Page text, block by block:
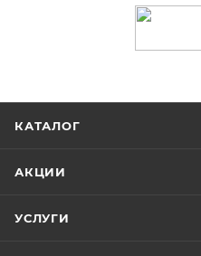
КАТАЛОГ
АКЦИИ
УСЛУГИ